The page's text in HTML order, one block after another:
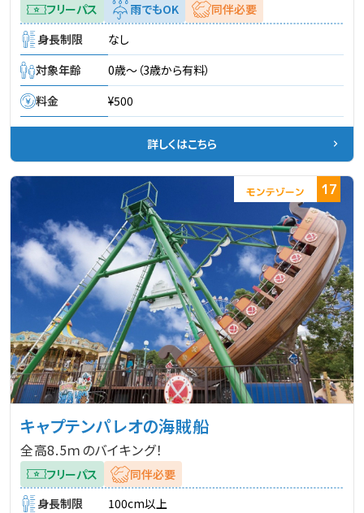
フリーパス 雨でもOK
同伴必要
身長制限
なし
対象年齢
0歳～（3歳から有料）
料金
¥500
詳しくはこちら
17
キャプテンパレオの海賊船
全高8.5ｍのバイキング！
フリーパス
同伴必要
身長制限
100cm以上